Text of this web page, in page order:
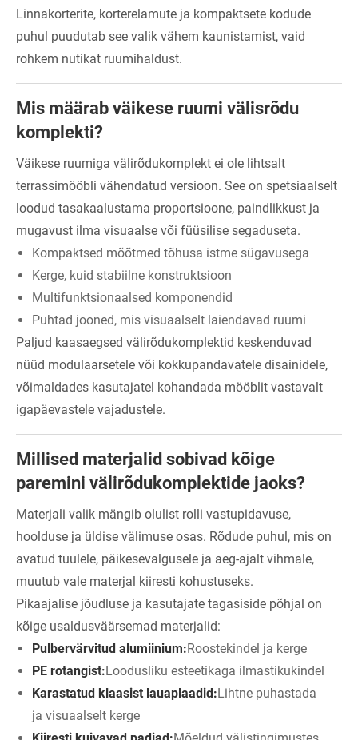
Linnakorterite, korterelamute ja kompaktsete kodude
puhul puudutab see valik vähem kaunistamist, vaid
rohkem nutikat ruumihaldust.
Mis määrab väikese ruumi välisrõdu
komplekti?
Väikese ruumiga välirõdukomplekt ei ole lihtsalt
terrassimööbli vähendatud versioon. See on spetsiaalselt
loodud tasakaalustama proportsioone, paindlikkust ja
mugavust ilma visuaalse või füüsilise segaduseta.
Kompaktsed mõõtmed tõhusa istme sügavusega
Kerge, kuid stabiilne konstruktsioon
Multifunktsionaalsed komponendid
Puhtad jooned, mis visuaalselt laiendavad ruumi
Paljud kaasaegsed välirõdukomplektid keskenduvad
nüüd modulaarsetele või kokkupandavatele disainidele,
võimaldades kasutajatel kohandada mööblit vastavalt
igapäevastele vajadustele.
Millised materjalid sobivad kõige
paremini välirõdukomplektide jaoks?
Materjali valik mängib olulist rolli vastupidavuse,
hoolduse ja üldise välimuse osas. Rõdude puhul, mis on
avatud tuulele, päikesevalgusele ja aeg-ajalt vihmale,
muutub vale materjal kiiresti kohustuseks.
Pikaajalise jõudluse ja kasutajate tagasiside põhjal on
kõige usaldusväärsemad materjalid:
Pulbervärvitud alumiinium:Roostekindel ja kerge
PE rotangist:Loodusliku esteetikaga ilmastikukindel
Karastatud klaasist lauaplaadid:Lihtne puhastada
ja visuaalselt kerge